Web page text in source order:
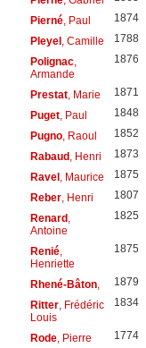
Pierné, Paul 1874
Pleyel, Camille 1788
Polignac,
Armande
1876
Prestat, Marie 1871
Puget, Paul 1848
Pugno, Raoul 1852
Rabaud, Henri 1873
Ravel, Maurice 1875
Reber, Henri 1807
Renard,
Antoine
1825
Renié,
Henriette
1875
Rhené-Bâton, 1879
Ritter, Frédéric
Louis
1834
Rode, Pierre 1774